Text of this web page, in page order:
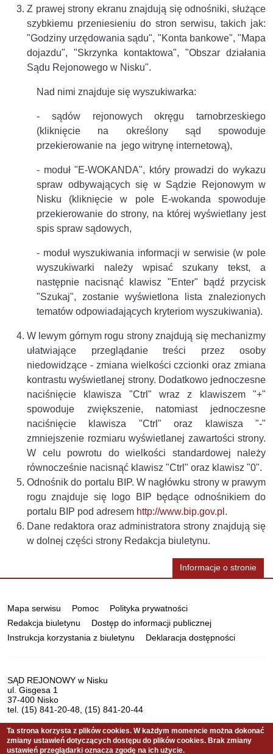
Z prawej strony ekranu znajdują się odnośniki, służące
szybkiemu przeniesieniu do stron serwisu, takich jak:
"Godziny urzędowania sądu", "Konta bankowe", "Mapa
dojazdu", "Skrzynka kontaktowa", "Obszar działania
Sądu Rejonowego w Nisku".
Nad nimi znajduje się wyszukiwarka:
- sądów rejonowych okręgu tarnobrzeskiego
(kliknięcie na określony sąd spowoduje
przekierowanie na jego witrynę internetową),
- moduł "E-WOKANDA", który prowadzi do wykazu
spraw odbywających się w Sądzie Rejonowym w
Nisku (kliknięcie w pole E-wokanda spowoduje
przekierowanie do strony, na której wyświetlany jest
spis spraw sądowych,
- moduł wyszukiwania informacji w serwisie (w pole
wyszukiwarki należy wpisać szukany tekst, a
następnie nacisnąć klawisz "Enter" bądź przycisk
"Szukaj", zostanie wyświetlona lista znalezionych
tematów odpowiadających kryteriom wyszukiwania).
W lewym górnym rogu strony znajdują się mechanizmy
ułatwiające przeglądanie treści przez osoby
niedowidzące - zmiana wielkości czcionki oraz zmiana
kontrastu wyświetlanej strony. Dodatkowo jednoczesne
naciśnięcie klawisza "Ctrl" wraz z klawiszem "+"
spowoduje zwiększenie, natomiast jednoczesne
naciśnięcie klawisza "Ctrl" oraz klawisza "-"
zmniejszenie rozmiaru wyświetlanej zawartości strony.
W celu powrotu do wielkości standardowej należy
równocześnie nacisnąć klawisz "Ctrl" oraz klawisz "0".
Odnośnik do portalu BIP. W nagłówku strony w prawym
rogu znajduje się logo BIP będące odnośnikiem do
portalu BIP pod adresem http://www.bip.gov.pl .
Dane redaktora oraz administratora strony znajdują się
w dolnej części strony Redakcja biuletynu.
Informacje o stronie
Mapa serwisu Pomoc
Polityka prywatności
Redakcja biuletynu
Dostęp do informacji publicznej
Instrukcja korzystania z biuletynu
Deklaracja dostępności
Dane
teleadresowe
SĄD REJONOWY w Nisku
ul. Gisgesa 1
37-400 Nisko
tel. (15) 841-20-48, (15) 841-20-44
Serwis pełni funkcję strony Biuletynu Informacji Publicznej
Ta strona korzysta z plików cookies. W każdym momencie można dokonać
zmiany ustawień dotyczących dostępu do plików cookies. Brak zmiany
ustawień przeglądarki oznacza zgodę na ich użycie.